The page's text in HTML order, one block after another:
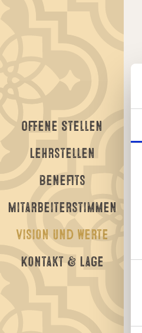
Offene Stellen
Lehrstellen
Benefits
Mitarbeiterstimmen
Vision und Werte
Kontakt & Lage